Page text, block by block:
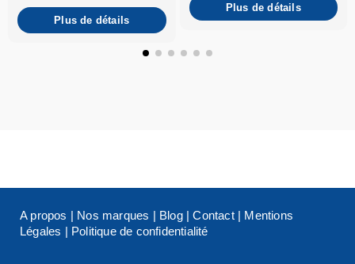
polyuréthane résistant à
l’eau.
Plus de détails
Plus de détails
A propos | Nos marques | Blog|Contact| Mentions
Légales | Politique de confidentialité